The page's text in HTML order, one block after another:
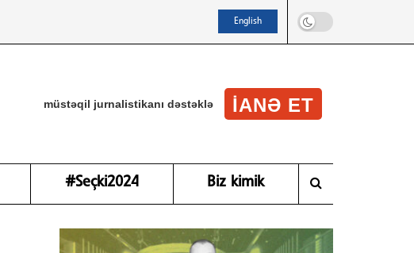
English
müstəqil jurnalistikanı dəstəklə IANƏ ET
#Seçki2024 Biz kimik